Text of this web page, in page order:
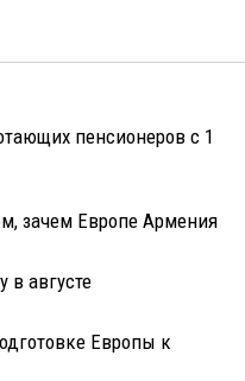
пенсионеров с 1
зачем Европе Армения
в августе
Европы к